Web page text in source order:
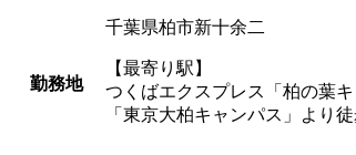
勤務地
千葉県柏市新十余二
【最寄り駅】
つくばエクスプレス「柏の葉
「東京大柏キャンパス」より